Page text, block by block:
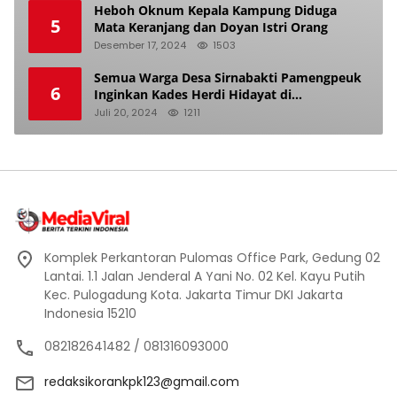
5
Heboh Oknum Kepala Kampung Diduga
Mata Keranjang dan Doyan Istri Orang
Desember 17, 2024 1503
6
Semua Warga Desa Sirnabakti Pamengpeuk
Inginkan Kades Herdi Hidayat di
Berhentikan Dari Jabatan nya
Juli 20, 2024 1211
Komplek Perkantoran Pulomas Office Park, Gedung 02
Lantai. 1.1 Jalan Jenderal A Yani No. 02 Kel. Kayu Putih
Kec. Pulogadung Kota. Jakarta Timur DKI Jakarta
Indonesia 15210
082182641482 / 081316093000
redaksikorankpk123@gmail.com